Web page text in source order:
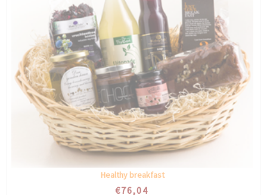
Healthy breakfast
€76,04